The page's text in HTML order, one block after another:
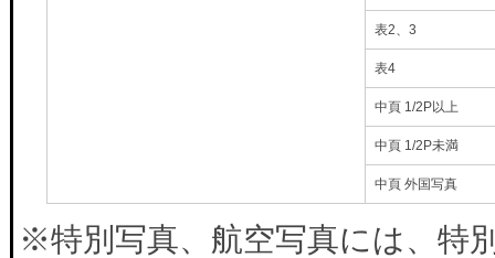
表2、3
表4
中頁 1/2P以上
中頁 1/2P未満
中頁 外国写真
※特別写真、航空写真には、特